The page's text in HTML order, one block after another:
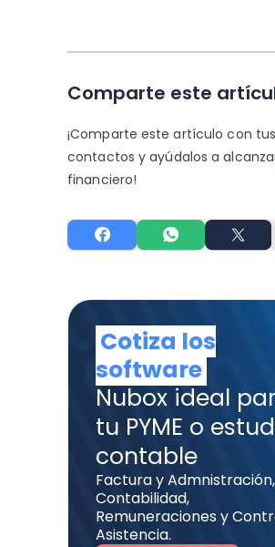
Comparte este
¡Comparte este artículo con tus
contactos y ayúdalos a
financiero!
Cotiza los
software
Nubox ideal
tu PYME o
contable
Factura y Admnistración,
Contabilidad,
Remuneraciones y
Asistencia.